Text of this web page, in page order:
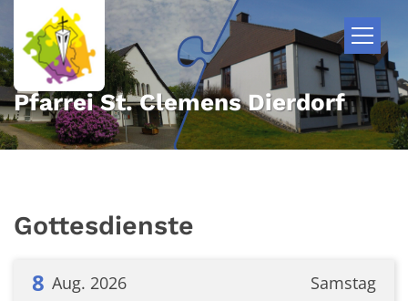
Zum Inhalt springen
Pfarrei St. Clemens Dierdorf
Gottesdienste
Samstag
8 Aug. 2026